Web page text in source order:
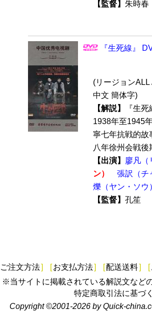
【監督】 朱時
『生死線』
(リージョン
中文 簡体字)
【解説】
『生
1938年至1945
寧七年抗戦的故
八年徐州会戦後
【出演】
廖凡（
ン）
張訳（チ
爍（ヤン・ソウ
【監督】 孔笙
ご注文方法] [お支払方法] [配送送料] [
※当サイトに掲載されている解説文など
特定商取引法に基づ
Copyright ©2001-2026 by Quick-